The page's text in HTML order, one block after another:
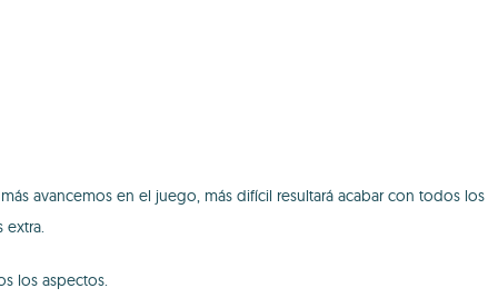
avancemos en el juego, más difícil resultará acabar con todos los
extra.
los aspectos.